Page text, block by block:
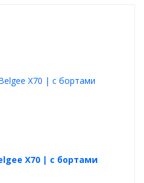
X70 | с бортами